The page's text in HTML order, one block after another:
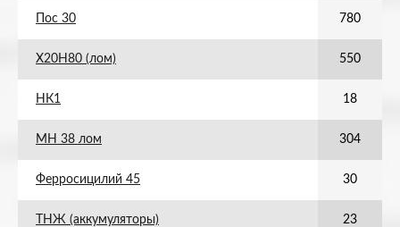
Пос 30 780
Х20Н80 (лом) 550
НК1 18
МН 38 лом 304
Ферросицилий 45 30
ТНЖ (аккумуляторы) 23